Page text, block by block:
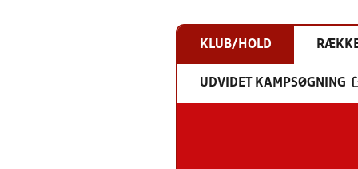
KLUB/HOLD
UDVIDET KAMPSØGNING